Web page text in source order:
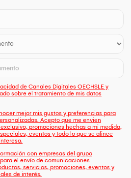
de Canales Digitales OECHSLE y
sobre el tratamiento de mis datos
mejor mis gustos y preferencias para
Acepto que me envien
promociones hechas a mi medida,
eventos y todo lo que se alinee
con empresas del grupo
el envío de comunicaciones
servicios, promociones, eventos y
de interés.